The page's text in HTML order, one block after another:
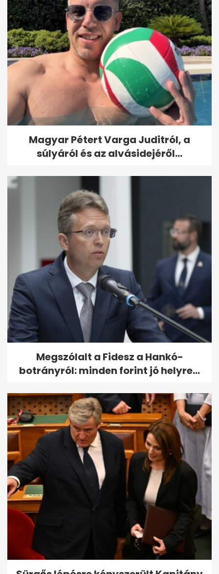
Magyar Pétert Varga Juditról, a
súlyáról és az alvásidejéről...
Megszólalt a Fidesz a Hankó-
botrányról: minden forint jó helyre...